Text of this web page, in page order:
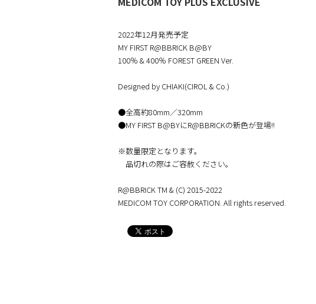
2022年12月発売予定
MY FIRST R@BBRICK B@BY
100％ & 400％ FOREST GREEN Ver.
Designed by CHIAKI(CIROL & Co.)
●全高約80mm／320mm
●MY FIRST B@BYにR@BBRICKの新色が登場!!
※数量限定となります。
品切れの際はご容赦ください。
R@BBRICK TM & (C) 2015-2022
MEDICOM TOY CORPORATION. All rights reserved.